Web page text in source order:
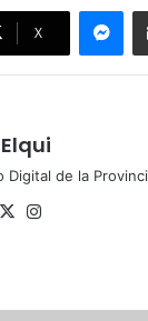
X
Digital de la
Facebook
X